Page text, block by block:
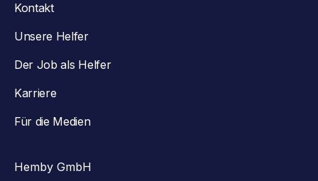
Kontakt
Unsere Helfer
Der Job als Helfer
Karriere
Für die Medien
Hemby GmbH